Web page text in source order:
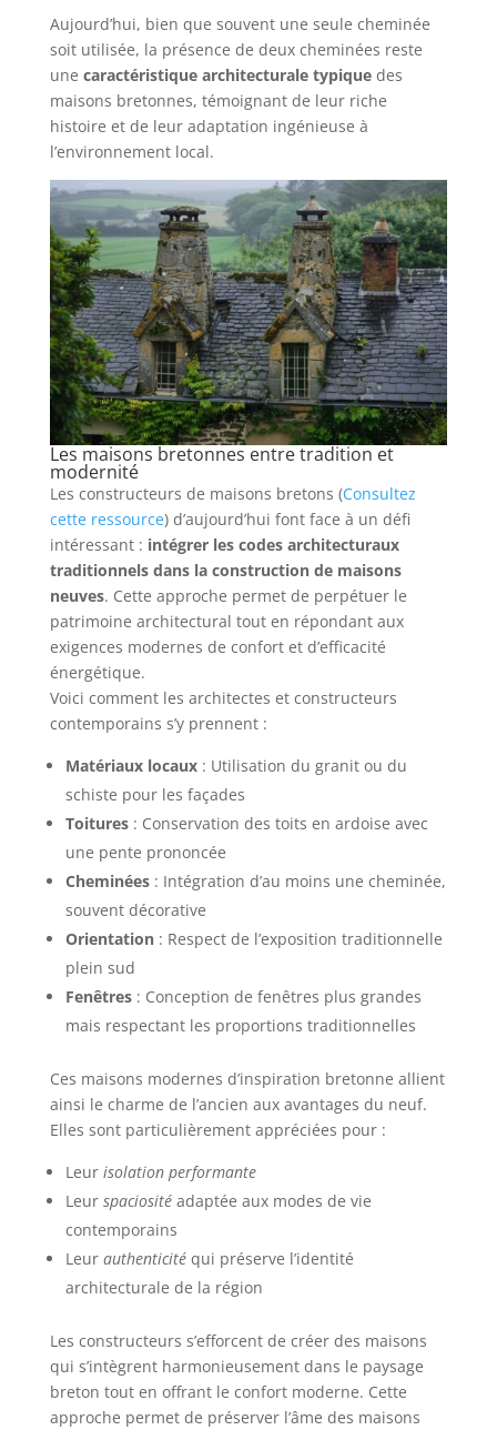
Aujourd’hui, bien que souvent une seule cheminée
soit utilisée, la présence de deux cheminées reste
une caractéristique architecturale typiquedes
maisons bretonnes, témoignant de leur riche
histoire et de leur adaptation ingénieuse à
l’environnement local.
Les maisons bretonnes entre tradition et
modernité
Les constructeurs de maisons bretons (Consultez
cette ressource) d’aujourd’hui font face à un défi
intéressant : intégrer les codes architecturaux
traditionnels dans la construction de maisons
neuves. Cette approche permet de perpétuer le
patrimoine architectural tout en répondant aux
exigences modernes de confort et d’efficacité
énergétique.
Voici comment les architectes et constructeurs
contemporains s’y prennent :
Matériaux locaux: Utilisation du granit ou du
schiste pour les façades
Toitures: Conservation des toits en ardoise avec
une pente prononcée
Cheminées: Intégration d’au moins une cheminée,
souvent décorative
Orientation: Respect de l’exposition traditionnelle
plein sud
Fenêtres: Conception de fenêtres plus grandes
mais respectant les proportions traditionnelles
Ces maisons modernes d’inspiration bretonne allient
ainsi le charme de l’ancien aux avantages du neuf.
Elles sont particulièrement appréciées pour :
Leur isolation performante
Leur spaciositéadaptée aux modes de vie
contemporains
Leur authenticitéqui préserve l’identité
architecturale de la région
Les constructeurs s’efforcent de créer des maisons
qui s’intègrent harmonieusement dans le paysage
breton tout en offrant le confort moderne. Cette
approche permet de préserver l’âme des maisons